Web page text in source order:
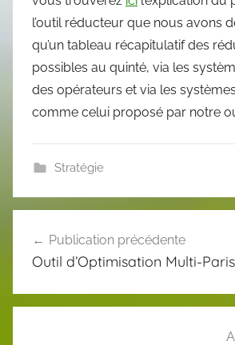
l’outil réducteur que nous avons
qu’un tableau récapitulatif des
possibles au quinté, via les
des opérateurs et via les
comme celui proposé par notre
Stratégie
de
Publication précédente
Outil d’Optimisation Multi-Paris